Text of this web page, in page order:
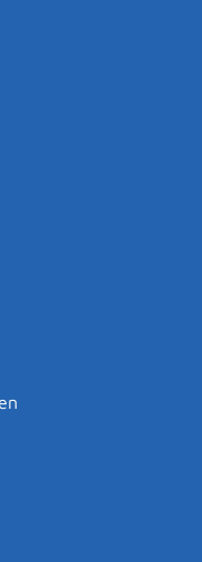
beantragen
Kindes
beantragen
- Anerkennung der
bei
Gradumwandlungen
von
von
Abendrealschule
registrieren
und